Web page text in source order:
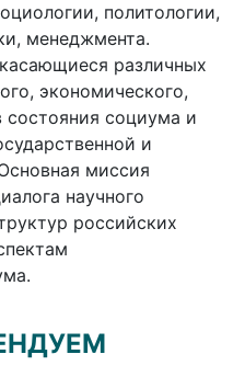
политологии,
менеджмента.
различных
экономического,
состояния социума и
и
миссия
научного
российских